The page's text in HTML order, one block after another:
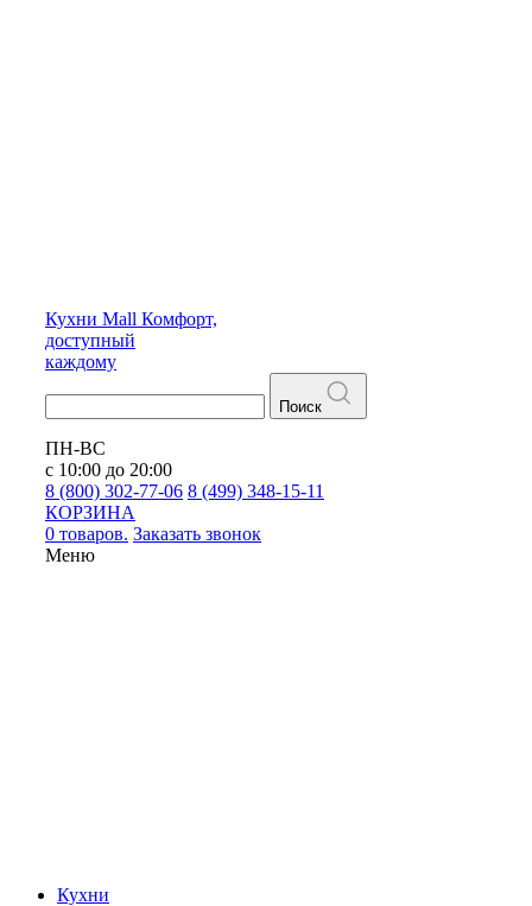
Кухни Mall Комфорт,
доступный
каждому
Поиск
ПН-ВС
с 10:00 до 20:00
8 (800) 302-77-06 8 (499) 348-15-11
КОРЗИНА
0 товаров. Заказать звонок
Меню
Кухни